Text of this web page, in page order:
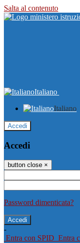
Salta al contenuto
Italiano
Italiano
Accedi
Accedi
button close ×
Password dimenticata?
-
Entra con SPID Entra